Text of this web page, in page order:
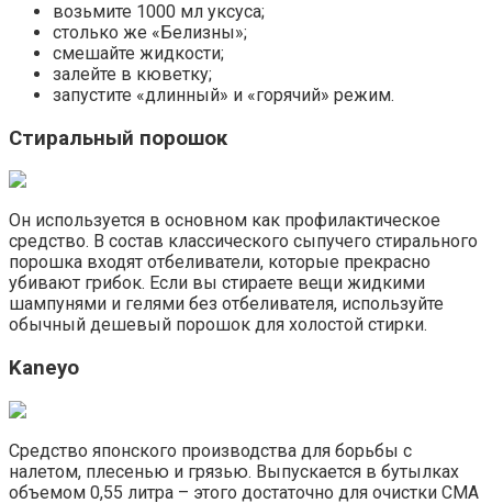
возьмите 1000 мл уксуса;
столько же «Белизны»;
смешайте жидкости;
залейте в кюветку;
запустите «длинный» и «горячий» режим.
Стиральный порошок
Он используется в основном как профилактическое
средство. В состав классического сыпучего стирального
порошка входят отбеливатели, которые прекрасно
убивают грибок. Если вы стираете вещи жидкими
шампунями и гелями без отбеливателя, используйте
обычный дешевый порошок для холостой стирки.
Kaneyo
Средство японского производства для борьбы с
налетом, плесенью и грязью. Выпускается в бутылках
объемом 0,55 литра – этого достаточно для очистки СМА